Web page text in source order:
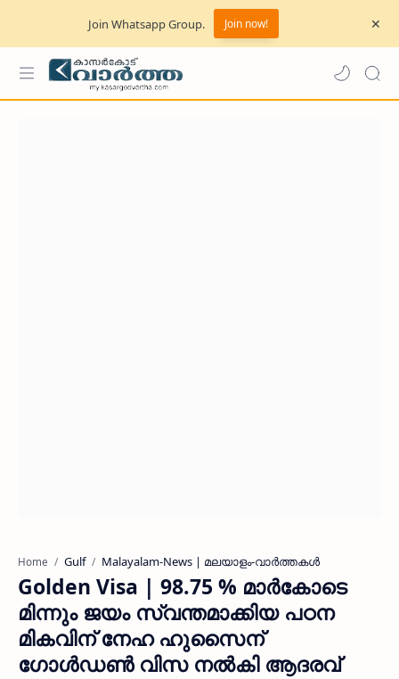
Join Whatsapp Group. Join now!
Home Gulf Malayalam-News | മലയാളം-വാര്‍ത്തകള്‍
Golden Visa | 98.75 % മാർകോടെ
മിന്നും ജയം സ്വന്തമാക്കിയ പഠന
മികവിന് നേഹ ഹുസൈന്
ഗോൾഡൺ വിസ നൽകി ആദരവ്